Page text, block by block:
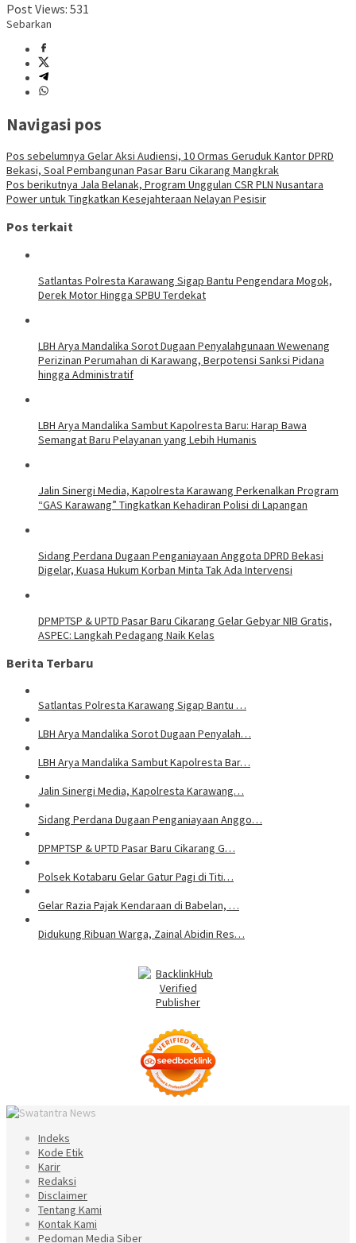
Post Views: 531
Sebarkan
Navigasi pos
Pos sebelumnya Gelar Aksi Audiensi, 10 Ormas Geruduk Kantor DPRD
Bekasi, Soal Pembangunan Pasar Baru Cikarang Mangkrak
Pos berikutnya Jala Belanak, Program Unggulan CSR PLN Nusantara
Power untuk Tingkatkan Kesejahteraan Nelayan Pesisir
Pos terkait
Satlantas Polresta Karawang Sigap Bantu Pengendara Mogok,
Derek Motor Hingga SPBU Terdekat
LBH Arya Mandalika Sorot Dugaan Penyalahgunaan Wewenang
Perizinan Perumahan di Karawang, Berpotensi Sanksi Pidana
hingga Administratif
LBH Arya Mandalika Sambut Kapolresta Baru: Harap Bawa
Semangat Baru Pelayanan yang Lebih Humanis
Jalin Sinergi Media, Kapolresta Karawang Perkenalkan Program
“GAS Karawang” Tingkatkan Kehadiran Polisi di Lapangan
Sidang Perdana Dugaan Penganiayaan Anggota DPRD Bekasi
Digelar, Kuasa Hukum Korban Minta Tak Ada Intervensi
DPMPTSP & UPTD Pasar Baru Cikarang Gelar Gebyar NIB Gratis,
ASPEC: Langkah Pedagang Naik Kelas
Berita Terbaru
Satlantas Polresta Karawang Sigap Bantu …
LBH Arya Mandalika Sorot Dugaan Penyalah…
LBH Arya Mandalika Sambut Kapolresta Bar…
Jalin Sinergi Media, Kapolresta Karawang…
Sidang Perdana Dugaan Penganiayaan Anggo…
DPMPTSP & UPTD Pasar Baru Cikarang G…
Polsek Kotabaru Gelar Gatur Pagi di Titi…
Gelar Razia Pajak Kendaraan di Babelan, …
Didukung Ribuan Warga, Zainal Abidin Res…
Indeks
Kode Etik
Karir
Redaksi
Disclaimer
Tentang Kami
Kontak Kami
Pedoman Media Siber